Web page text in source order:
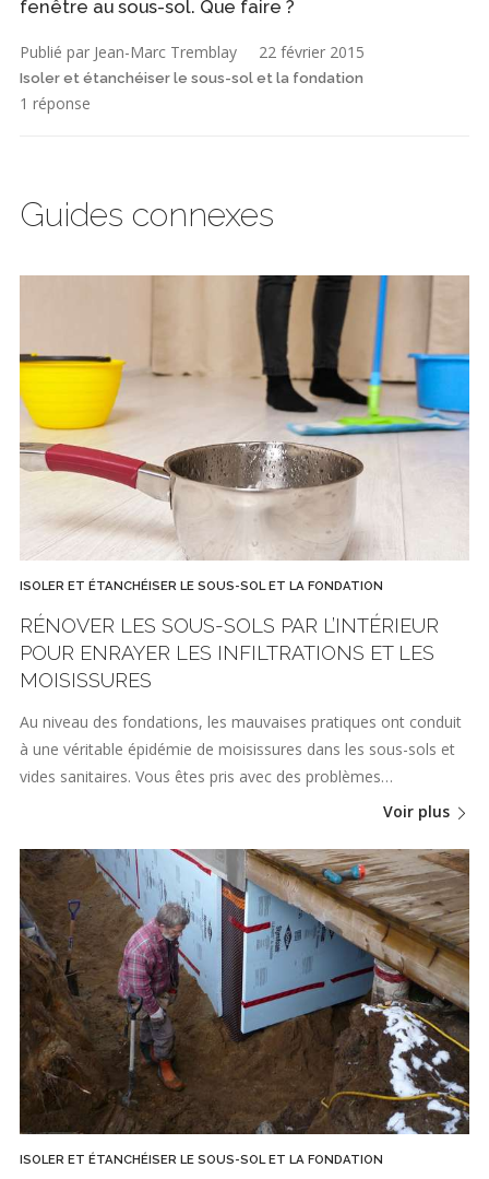
fenêtre au sous-sol. Que faire ?
Publié par Jean-Marc Tremblay 22 février 2015
Isoler et étanchéiser le sous-sol et la fondation
1 réponse
Guides connexes
ISOLER ET ÉTANCHÉISER LE SOUS-SOL ET LA FONDATION
RÉNOVER LES SOUS-SOLS PAR L’INTÉRIEUR
POUR ENRAYER LES INFILTRATIONS ET LES
MOISISSURES
Au niveau des fondations, les mauvaises pratiques ont conduit
à une véritable épidémie de moisissures dans les sous-sols et
vides sanitaires. Vous êtes pris avec des problèmes…
Voir plus
ISOLER ET ÉTANCHÉISER LE SOUS-SOL ET LA FONDATION